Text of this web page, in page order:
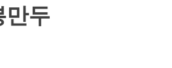
만두